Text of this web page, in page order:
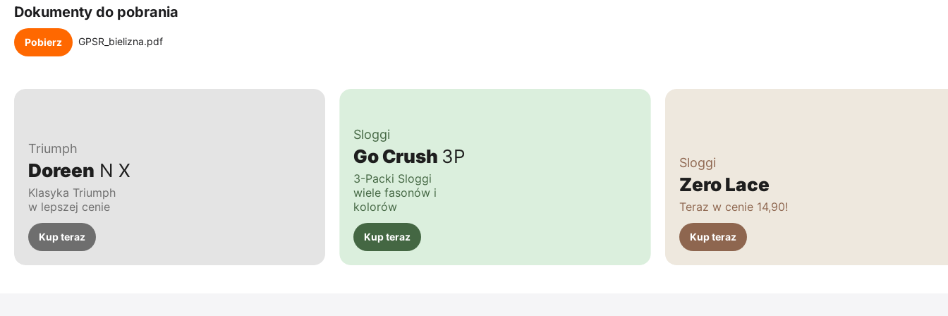
Dokumenty do pobrania
Pobierz GPSR_bielizna.pdf
Triumph
Doreen N X
Klasyka Triumph
w lepszej cenie
Kup teraz
Sloggi
Go Crush 3P
3-Packi Sloggi
wiele fasonów i
kolorów
Kup teraz
Sloggi
Zero Lace
Teraz w cenie 14,90!
Kup teraz